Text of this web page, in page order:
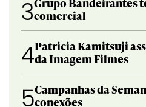
3comercial
4Patricia Kamitsuji
da Imagem Filmes
5Campanhas da
conexões